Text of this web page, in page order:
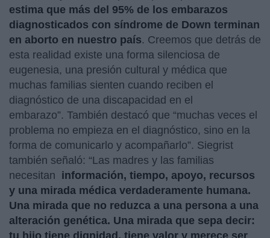
estima que más del 95% de los embarazos
diagnosticados con síndrome de Down terminan
en aborto en nuestro país. Creemos que detrás de
esta realidad existe una forma silenciosa de
eugenesia, una presión cultural y médica que
muchas familias sienten cuando reciben el
diagnóstico de una discapacidad en el
embarazo”. También destacó que “muchas veces el
problema no empieza en el diagnóstico, sino en la
forma de comunicarlo y acompañarlo”. Siegrist
también señaló: “Las madres y las familias
necesitan información, tiempo, apoyo, recursos
y una mirada médica verdaderamente humana.
Una mirada que no reduzca a una persona a una
alteración genética. Una mirada que sepa decir:
tu hijo tiene dignidad, tiene valor y merece ser